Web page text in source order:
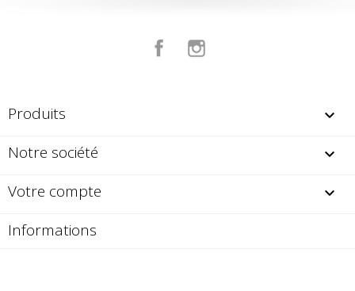
Facebook
Produits 
Notre société 
Votre compte 
Informations